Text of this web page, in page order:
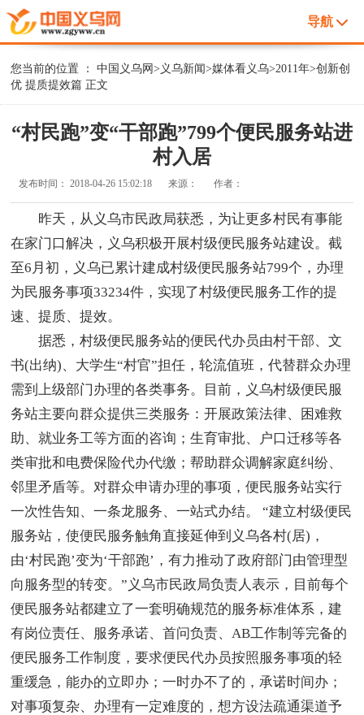
导航
您当前的位置 ：中国义乌网> 义乌新闻>媒体看义乌>2011年>创新创
优 提质提效篇 正文
“村民跑”变“干部跑”799个便民服务站进
村入居
发布时间：2018-04-26 15:02:18 来源： 作者：
昨天，从义乌市民政局获悉，为让更多村民有事能
在家门口解决，义乌积极开展村级便民服务站建设。截
至6月初，义乌已累计建成村级便民服务站799个，办理
为民服务事项33234件，实现了村级便民服务工作的提
速、提质、提效。
据悉，村级便民服务站的便民代办员由村干部、文
书(出纳)、大学生“村官”担任，轮流值班，代替群众办理
需到上级部门办理的各类事务。目前，义乌村级便民服
务站主要向群众提供三类服务：开展政策法律、困难救
助、就业务工等方面的咨询；生育审批、户口迁移等各
类审批和电费保险代办代缴；帮助群众调解家庭纠纷、
邻里矛盾等。对群众申请办理的事项，便民服务站实行
一次性告知、一条龙服务、一站式办结。 “建立村级便民
服务站，使便民服务触角直接延伸到义乌各村(居)，
由‘村民跑’变为‘干部跑’，有力推动了政府部门由管理型
向服务型的转变。”义乌市民政局负责人表示，目前每个
便民服务站都建立了一套明确规范的服务标准体系，建
有岗位责任、服务承诺、首问负责、AB工作制等完备的
便民服务工作制度，要求便民代办员按照服务事项的轻
重缓急，能办的立即办；一时办不了的，承诺时间办；
对事项复杂、办理有一定难度的，想方设法疏通渠道予